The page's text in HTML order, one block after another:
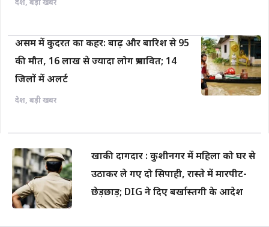
देश, बड़ी खबर
असम में कुदरत का कहर: बाढ़ और बारिश से 95
की मौत, 16 लाख से ज्यादा लोग प्रभावित; 14
जिलों में अलर्ट
देश, बड़ी खबर
खाकी दागदार : कुशीनगर में महिला को घर से
उठाकर ले गए दो सिपाही, रास्ते में मारपीट-
छेड़छाड़; DIG ने दिए बर्खास्तगी के आदेश